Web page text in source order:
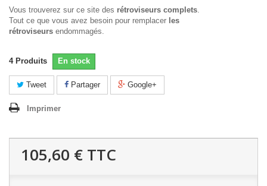
Vous trouverez sur ce site des rétroviseurs complets.
Tout ce que vous avez besoin pour remplacer les
rétroviseurs endommagés.
4 Produits En stock
Tweet Partager Google+
Imprimer
105,60 € TTC